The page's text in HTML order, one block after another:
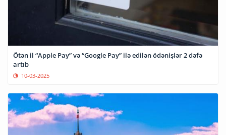
Ötən il “Apple Pay” və “Google Pay” ilə edilən ödənişlər 2 dəfə
artıb
10-03-2025